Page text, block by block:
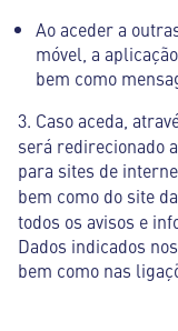
Ao aceder a
móvel, a
bem como
3. Caso aceda,
será redirecionado
para sites de
bem como do site da
todos os avisos e
Dados indicados
bem como nas